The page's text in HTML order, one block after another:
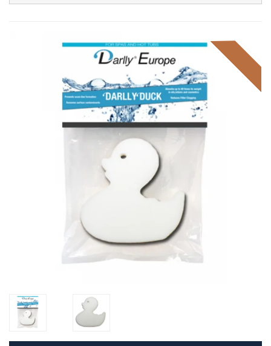
Tilbud